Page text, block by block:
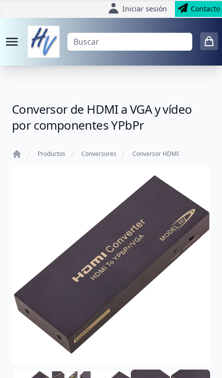
Iniciar sesión Contacto
Conversor de HDMI a VGA y vídeo
por componentes YPbPr
Productos Conversores Conversor HDMI